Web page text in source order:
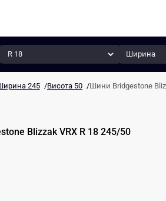
Радіус Ширина
245 /Висота 50 /Шини Bridgestone
Blizzak VRX R 18 245/50